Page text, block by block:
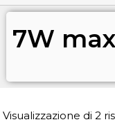
7W max
Visualizzazione di 2